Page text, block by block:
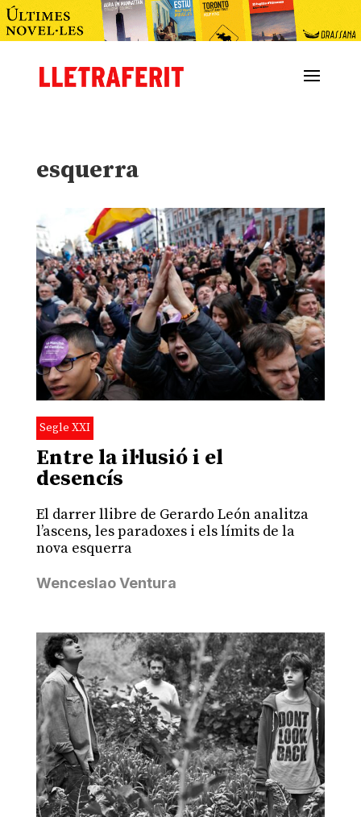
esquerra
Segle XXI
Entre la il·lusió i el
desencís
El darrer llibre de Gerardo León analitza
l’ascens, les paradoxes i els límits de la
nova esquerra
Wenceslao Ventura